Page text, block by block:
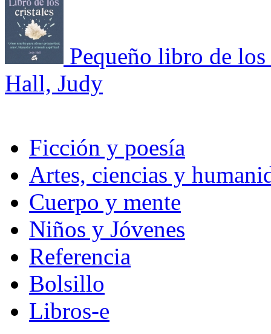
Pequeño libro de
Hall, Judy
Ficción y poesía
Artes, ciencias y
Cuerpo y mente
Niños y Jóvenes
Referencia
Bolsillo
Libros-e